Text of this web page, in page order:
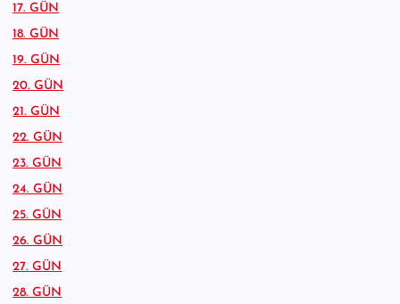
17. GÜN
18. GÜN
19. GÜN
20. GÜN
21. GÜN
22. GÜN
23. GÜN
24. GÜN
25. GÜN
26. GÜN
27. GÜN
28. GÜN